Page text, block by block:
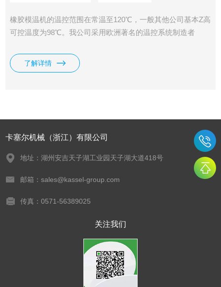
橡胶模温机的温控范围在常温至120℃，一般其他公司基本Z高
可控温度为98℃。我公司采用欧洲著名的温控系统制造者
了解详情
卡塞尔机械（浙江）有限公司
地址：湖州安吉天子湖工业园天子湖大道418号
邮箱：sales@kassel-group.com
传真：0571-56389025
关注我们